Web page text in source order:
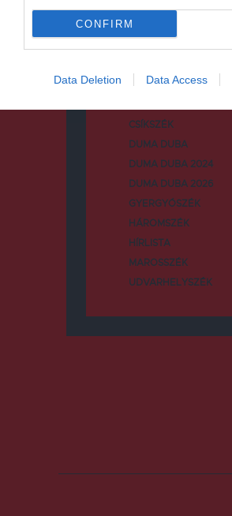
CONFIRM
Data Deletion Data Access
Kategóriák
CSÍKSZÉK
DUMA DUBA
DUMA DUBA 2024
DUMA DUBA 2026
GYERGYÓSZÉK
HÁROMSZÉK
HÍRLISTA
MAROSSZÉK
UDVARHELYSZÉK